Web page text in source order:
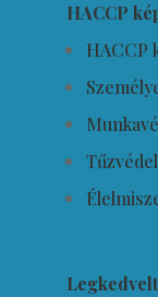
HACCP
HACCP